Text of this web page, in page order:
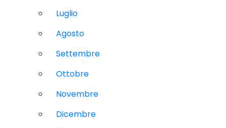
Luglio
Agosto
Settembre
Ottobre
Novembre
Dicembre